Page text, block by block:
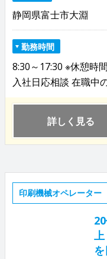
静岡県富士市大淵
勤務時間
8:30～17:30 ※休憩時
入社日応相談 在職中
詳しく見る
印刷機械オペレーター